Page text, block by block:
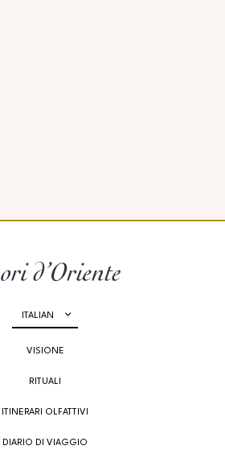
ITALIAN
VISIONE
RITUALI
ITINERARI OLFATTIVI
DIARIO DI VIAGGIO